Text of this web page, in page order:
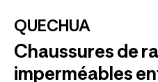
QUECHUA
Chaussures de
imperméables